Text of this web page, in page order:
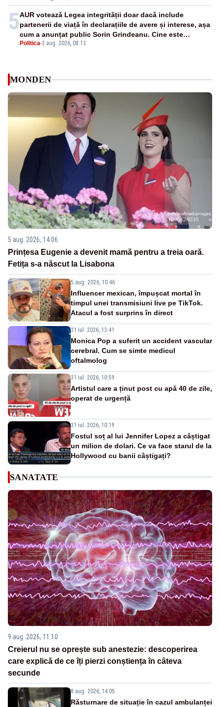
5
Politica-3 aug. 2026, 08:13
AUR votează Legea integrității doar dacă include
partenerii de viață în declarațiile de avere și interese, așa
cum a anunțat public Sorin Grindeanu. Cine este
incompatibil sau în conflict de interese trebuie să plece
MONDEN
5 aug. 2026, 14:06
Prințesa Eugenie a devenit mamă pentru a treia oară.
Fetița s-a născut la Lisabona
5 aug. 2026, 10:46
Influencer mexican, împușcat mortal în
timpul unei transmisiuni live pe TikTok.
Atacul a fost surprins în direct
31 iul. 2026, 13:41
Monica Pop a suferit un accident vascular
cerebral. Cum se simte medicul
oftalmolog
31 iul. 2026, 10:59
Artistul care a ținut post cu apă 40 de zile,
operat de urgență
31 iul. 2026, 10:19
Fostul soț al lui Jennifer Lopez a câștigat
un milion de dolari. Ce va face starul de la
Hollywood cu banii câștigați?
SANATATE
9 aug. 2026, 11:10
Creierul nu se oprește sub anestezie: descoperirea
care explică de ce îți pierzi conștiența în câteva
secunde
8 aug. 2026, 14:05
Răsturnare de situație în cazul ambulanței